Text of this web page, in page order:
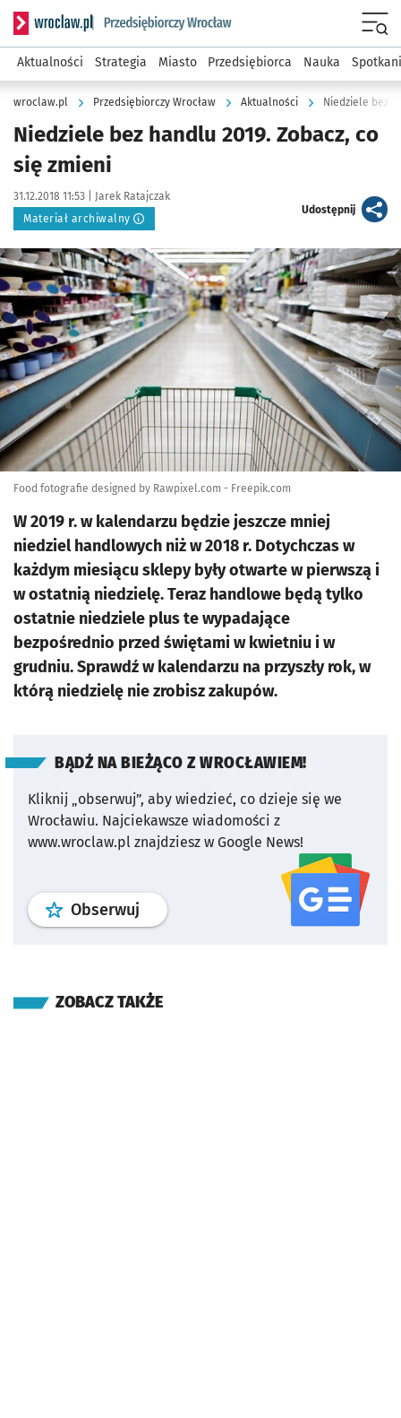
Serwis informacyjny wroclaw.pl podserwis: Strategia
Aktualności Strategia Miasto Przedsiębiorca Nauka
wroclaw.pl Przedsiębiorczy Wrocław Aktualności Niedziele bez
Niedziele bez handlu 2019. Zobacz, co
się zmieni
Data publikacji:
31.12.2018 11:53 | Autor:
Jarek Ratajczak
Materiał archiwalny
Udostępnijartykuł
Kliknij, aby powiększyć
Food fotografie designed by Rawpixel.com - Freepik.com
W 2019 r. w kalendarzu będzie jeszcze mniej
niedziel handlowych niż w 2018 r. Dotychczas w
każdym miesiącu sklepy były otwarte w pierwszą i
w ostatnią niedzielę. Teraz handlowe będą tylko
ostatnie niedziele plus te wypadające
bezpośrednio przed świętami w kwietniu i w
grudniu. Sprawdź w kalendarzu na przyszły rok, w
którą niedzielę nie zrobisz zakupów.
BĄDŹ NA BIEŻĄCO Z WROCŁAWIEM!
Kliknij „obserwuj”, aby wiedzieć, co dzieje się we
Wrocławiu. Najciekawsze wiadomości z
www.wroclaw.pl znajdziesz w Google News!
Obserwuj profil serwisu
ZOBACZ TAKŻE